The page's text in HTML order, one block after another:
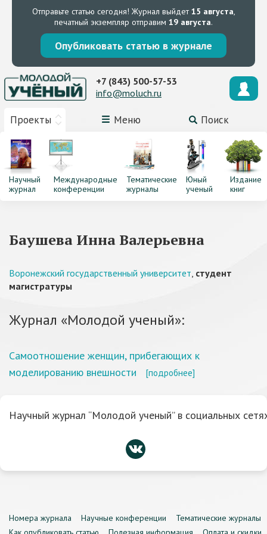
Отправьте статью сегодня! Журнал выйдет15 августа,
печатный экземпляр отправим 19 августа.
Опубликовать статью в журнале
Проекты Меню Поиск
+7 (843) 500-57-53
info@moluch.ru
Научный
журнал
Международные
конференции
Тематические
журналы
Юный
ученый
Издание
книг
Баушева Инна Валерьевна
Воронежский государственный университет, студент
магистратуры
Журнал «Молодой ученый»:
Самоотношение женщин, прибегающих к
моделированию внешности
[подробнее]
Научный журнал “Молодой ученый” в социальных
Номера журнала Научные конференции
Тематические журналы